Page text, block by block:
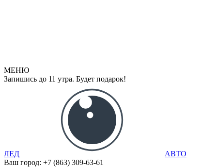
МЕНЮ
Запишись до 11 утра. Будет подарок!
ЛЕД
АВТО
Ваш город: +7 (863) 309-63-61